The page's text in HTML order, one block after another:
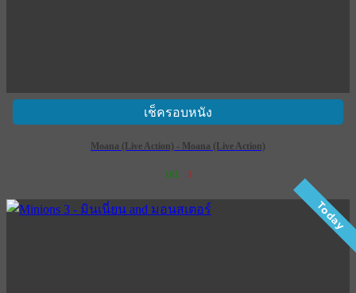
เช็ครอบหนัง
Moana (Live Action) - Moana (Live Action)
161 3
Today